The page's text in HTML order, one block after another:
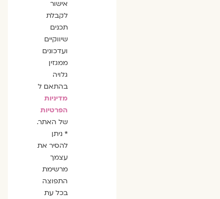
אישור
לקבלת
תכנים
שיווקיים
ועדכונים
ממגזין
גלויה
בהתאם ל
מדיניות
הפרטיות
של האתר.
* ניתן
להסיר את
עצמך
מרשימת
התפוצה
בכל עת